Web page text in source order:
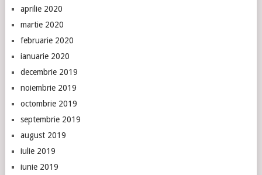
aprilie 2020
martie 2020
februarie 2020
ianuarie 2020
decembrie 2019
noiembrie 2019
octombrie 2019
septembrie 2019
august 2019
iulie 2019
iunie 2019